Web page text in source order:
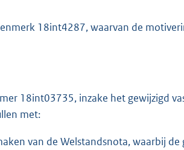
18int4287, waarvan de
18int03735, inzake het gewijzigd
met:
van de Welstandsnota, waarbij de